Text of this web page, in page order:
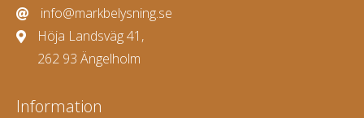
info@markbelysning.se
Höja Landsväg 41,
262 93 Ängelholm
Information